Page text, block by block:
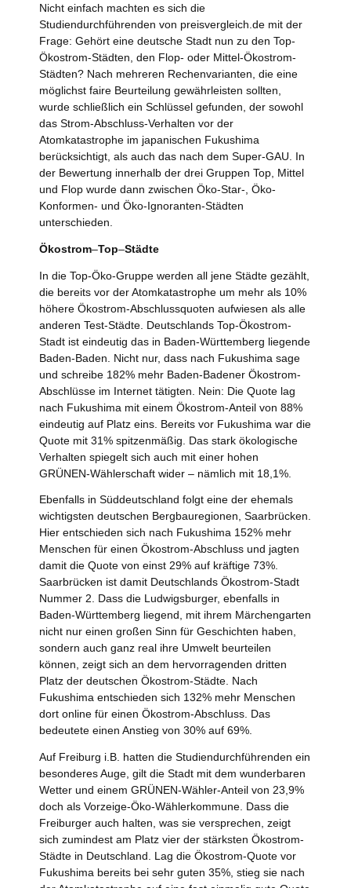
Nicht einfach machten es sich die
Studiendurchführenden von preisvergleich.de mit der
Frage: Gehört eine deutsche Stadt nun zu den Top-
Ökostrom-Städten, den Flop- oder Mittel-Ökostrom-
Städten? Nach mehreren Rechenvarianten, die eine
möglichst faire Beurteilung gewährleisten sollten,
wurde schließlich ein Schlüssel gefunden, der sowohl
das Strom-Abschluss-Verhalten vor der
Atomkatastrophe im japanischen Fukushima
berücksichtigt, als auch das nach dem Super-GAU. In
der Bewertung innerhalb der drei Gruppen Top, Mittel
und Flop wurde dann zwischen Öko-Star-, Öko-
Konformen- und Öko-Ignoranten-Städten
unterschieden.
Ökostrom–Top–Städte
In die Top-Öko-Gruppe werden all jene Städte gezählt,
die bereits vor der Atomkatastrophe um mehr als 10%
höhere Ökostrom-Abschlussquoten aufwiesen als alle
anderen Test-Städte. Deutschlands Top-Ökostrom-
Stadt ist eindeutig das in Baden-Württemberg liegende
Baden-Baden. Nicht nur, dass nach Fukushima sage
und schreibe 182% mehr Baden-Badener Ökostrom-
Abschlüsse im Internet tätigten. Nein: Die Quote lag
nach Fukushima mit einem Ökostrom-Anteil von 88%
eindeutig auf Platz eins. Bereits vor Fukushima war die
Quote mit 31% spitzenmäßig. Das stark ökologische
Verhalten spiegelt sich auch mit einer hohen
GRÜNEN-Wählerschaft wider – nämlich mit 18,1%.
Ebenfalls in Süddeutschland folgt eine der ehemals
wichtigsten deutschen Bergbauregionen, Saarbrücken.
Hier entschieden sich nach Fukushima 152% mehr
Menschen für einen Ökostrom-Abschluss und jagten
damit die Quote von einst 29% auf kräftige 73%.
Saarbrücken ist damit Deutschlands Ökostrom-Stadt
Nummer 2. Dass die Ludwigsburger, ebenfalls in
Baden-Württemberg liegend, mit ihrem Märchengarten
nicht nur einen großen Sinn für Geschichten haben,
sondern auch ganz real ihre Umwelt beurteilen
können, zeigt sich an dem hervorragenden dritten
Platz der deutschen Ökostrom-Städte. Nach
Fukushima entschieden sich 132% mehr Menschen
dort online für einen Ökostrom-Abschluss. Das
bedeutete einen Anstieg von 30% auf 69%.
Auf Freiburg i.B. hatten die Studiendurchführenden ein
besonderes Auge, gilt die Stadt mit dem wunderbaren
Wetter und einem GRÜNEN-Wähler-Anteil von 23,9%
doch als Vorzeige-Öko-Wählerkommune. Dass die
Freiburger auch halten, was sie versprechen, zeigt
sich zumindest am Platz vier der stärksten Ökostrom-
Städte in Deutschland. Lag die Ökostrom-Quote vor
Fukushima bereits bei sehr guten 35%, stieg sie nach